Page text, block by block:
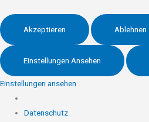
Akzeptieren Ablehnen
Einstellungen Ansehen
Einstellungen ansehen
Datenschutz